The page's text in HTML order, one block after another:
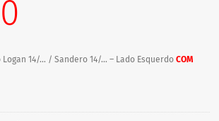
Logan 14/… / Sandero 14/… – Lado EsquerdoCOM